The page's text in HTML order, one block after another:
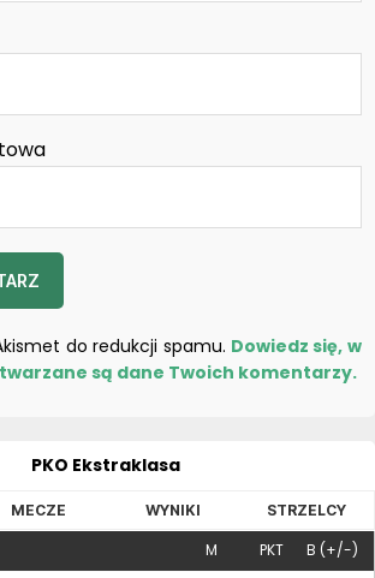
do redukcji spamu. Dowiedz się, w
są dane Twoich komentarzy.
PKO Ekstraklasa
MECZE WYNIKI STRZELCY
M PKT B (+/-)